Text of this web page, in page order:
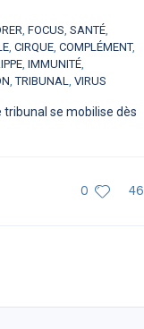
, FOCUS, SANTÉ,
, CIRQUE, COMPLÉMENT,
, IMMUNITÉ,
,TRIBUNAL, VIRUS
tribunal se mobilise dès
0 46